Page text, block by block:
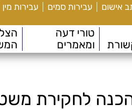
אישום עבירות סמים עבירות מין
טורי דעה
ומאמרים
הכנה לחקירת